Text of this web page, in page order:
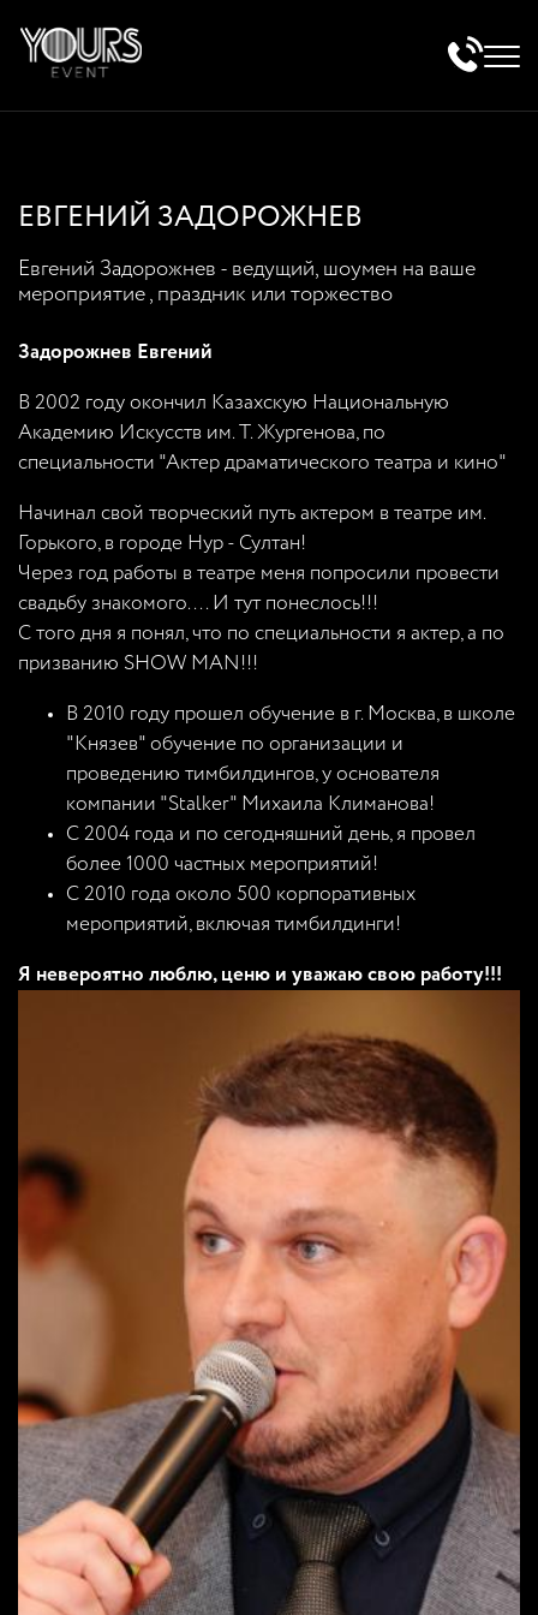
ЕВГЕНИЙ ЗАДОРОЖНЕВ
Евгений Задорожнев - ведущий, шоумен на ваше
мероприятие , праздник или торжество
Задорожнев Евгений
В 2002 году окончил Казахскую Национальную
Академию Искусств им. Т. Жургенова, по
специальности "Актер драматического театра и кино"
Начинал свой творческий путь актером в театре им.
Горького, в городе Нур - Султан!
Через год работы в театре меня попросили провести
свадьбу знакомого.... И тут понеслось!!!
С того дня я понял, что по специальности я актер, а по
призванию SHOW MAN!!!
В 2010 году прошел обучение в г. Москва, в школе
"Князев" обучение по организации и
проведению тимбилдингов, у основателя
компании "Stalker" Михаила Климанова!
С 2004 года и по сегодняшний день, я провел
более 1000 частных мероприятий!
С 2010 года около 500 корпоративных
мероприятий, включая тимбилдинги!
Я невероятно люблю, ценю и уважаю свою работу!!!